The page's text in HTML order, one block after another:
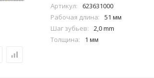
Артикул:
623631000
Рабочая длина:
51 мм
Шаг зубьев:
2,0 mm
Толщина:
1 мм